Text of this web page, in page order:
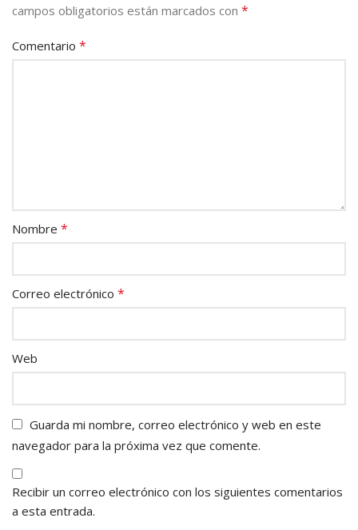
campos obligatorios están marcados con *
Comentario *
Nombre *
Correo electrónico *
Web
Guarda mi nombre, correo electrónico y web en este
navegador para la próxima vez que comente.
Recibir un correo electrónico con los siguientes comentarios
a esta entrada.